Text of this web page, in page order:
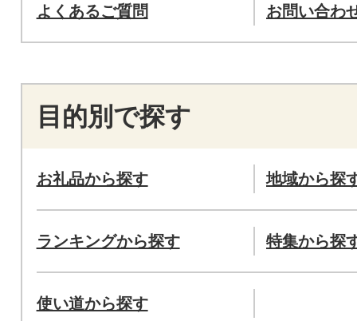
よくあるご質問 お問い合わ
目的別で探す
お礼品から探す 地域から探
ランキングから探す 特集から探
使い道から探す